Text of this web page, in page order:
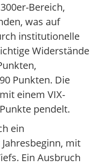
Bereich,
was auf
institutionelle
Widerstände
Punkten. Die
einem VIX-
pendelt.
ein
mit
Ein Ausbruch